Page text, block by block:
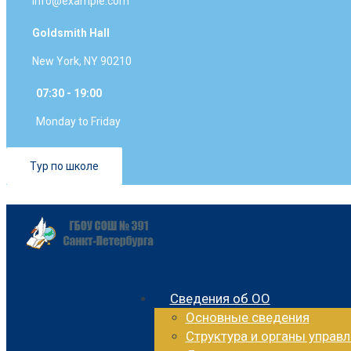
Goldsmith Hall
New York, NY 90210
07:30 - 19:00
Monday to Friday
Тур по школе
Сведения об ОО
Основные сведения
Структура и органы